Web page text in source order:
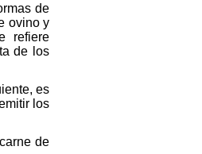
de
ovino y
refiere
de los
es
los
de